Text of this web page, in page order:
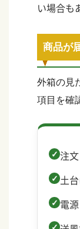
い場合も
商品が
外箱の見
項目を確
注
土
電